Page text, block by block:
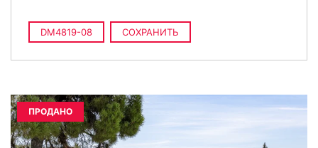
DM4819-08 СОХРАНИТЬ
ПРОДАНО